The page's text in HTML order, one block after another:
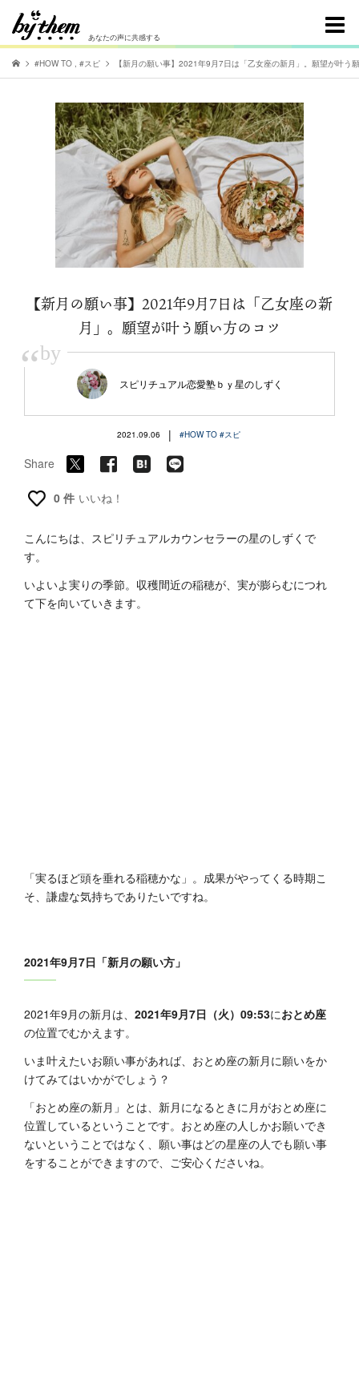
あなたの声に共感する
#HOW TO , #スピ 【新月の願い事】2021年9月7日は「乙女座の新月」。願望が叶う
【新月の願い事】2021年9月7日は「乙女座の新
月」。願望が叶う願い方のコツ
“by
スピリチュアル恋愛塾ｂｙ星のしずく
2021.09.06 | #HOW TO #スピ
Share
0 件 いいね！
こんにちは、スピリチュアルカウンセラーの星のしずくで
す。
いよいよ実りの季節。収穫間近の稲穂が、実が膨らむにつれ
て下を向いていきます。
「実るほど頭を垂れる稲穂かな」。成果がやってくる時期こ
そ、謙虚な気持ちでありたいですね。
2021年9月7日「新月の願い方」
2021年9月の新月は、 2021年9月7日（火）09:53におとめ座
の位置でむかえます。
いま叶えたいお願い事があれば、おとめ座の新月に願いをか
けてみてはいかがでしょう？
「おとめ座の新月」とは、新月になるときに月がおとめ座に
位置しているということです。おとめ座の人しかお願いでき
ないということではなく、願い事はどの星座の人でも願い事
をすることができますので、ご安心くださいね。